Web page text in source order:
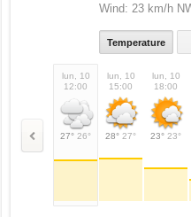
Wind: 23 km/h
Temperature
lun, 10
12:00
27° 26°
lun, 10
15:00
28° 27°
lun, 10
18:00
23° 23°